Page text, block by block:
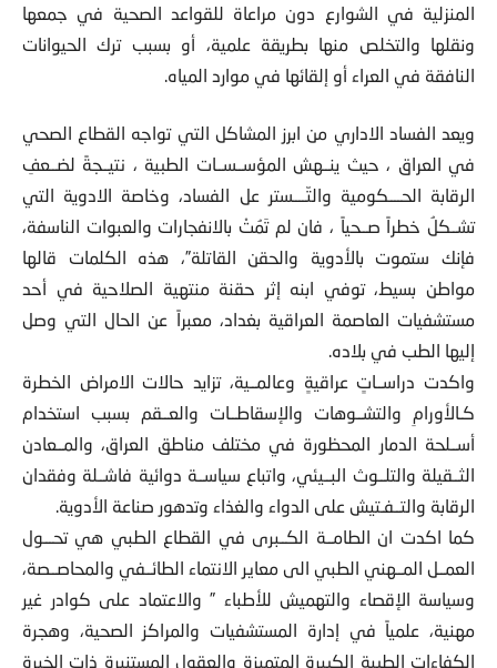
المنزلية في الشوارع دون مراعاة للقواعد الصحية في جمعها
ونقلها والتخلص منها بطريقة علمية، أو بسبب ترك الحيوانات
النافقة في العراء أو إلقائها في موارد المياه.
ويعد الفساد الاداري من ابرز المشاكل التي تواجه القطاع الصحي
في العراق ، حيث ينــهش المؤســســات الطبية ، نتيــجةً لضــعفِ
الرقابة الحــــكومية والتّــــستر عل الفساد، وخاصة الادوية التي
تشــكلُ خطراً صــحياً ، فان لم تَمُتْ بالانفجارات والعبوات الناسفة،
فإنك ستموت بالأدوية والحقن القاتلة”، هذه الكلمات قالها
مواطن بسيط، توفي ابنه إثر حقنة منتهية الصلاحية في أحد
مستشفيات العاصمة العراقية بغداد، معبراً عن الحال التي وصل
إليها الطب في بلاده.
واكدت دراســاتٍ عراقيةٍ وعالمــية، تزايد حالات الامراض الخطرة
كـالأورامِ والتشــوهات والإسقاطــات والعــقم بسبب استخدام
أســلحة الدمار المحظورة في مختلف مناطق العراق، والمــعادن
الثــقيلة والتلــوث البــيئي، واتباع سياســة دوائية فاشــلة وفقدان
الرقابة والتــفـتيش على الدواء والغذاء وتدهور صناعة الأدوية.
كما اكدت ان الطامــة الكــبرى في القطاع الطبي هي تحـــول
العمــل المــهني الطبي الى معاير الانتماء الطائــفي والمحاصــصة،
وسياسة الإقصاء والتهميش للأطباء ” والاعتماد على كوادر غير
مهنية، علمياً في إدارة المستشفيات والمراكز الصحية، وهجرة
الكفاءات الطبية الكبيرة المتميزة والعقول المستنيرة ذات الخبرة